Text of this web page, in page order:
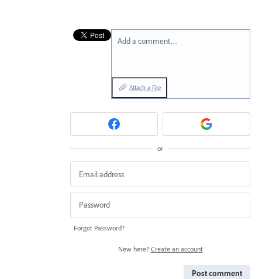
Add a comment…
Attach a File
or
Forgot Password?
New here? Create an account
Post comment